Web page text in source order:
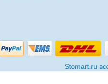
Stomart.ru